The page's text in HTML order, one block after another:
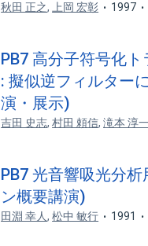
秋田 正之, 上岡 宏彰 1997
PB7 高分子符号化
: 擬似逆フィルター
演・展示)
吉田 史志,村田 頼信,滝本 淳
PB7 光音響吸光分
ン概要講演)
田淵 幸人,松中 敏行 1991